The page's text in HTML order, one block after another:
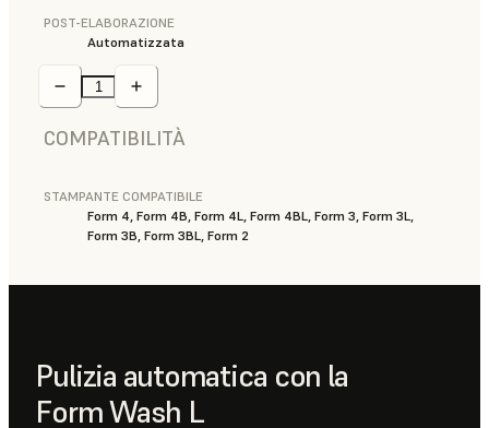
POST-ELABORAZIONE
Automatizzata
COMPATIBILITÀ
STAMPANTE COMPATIBILE
Form 4, Form 4B, Form 4L, Form 4BL, Form 3, Form 3L,
Form 3B, Form 3BL, Form 2
Pulizia automatica con la
Form Wash L